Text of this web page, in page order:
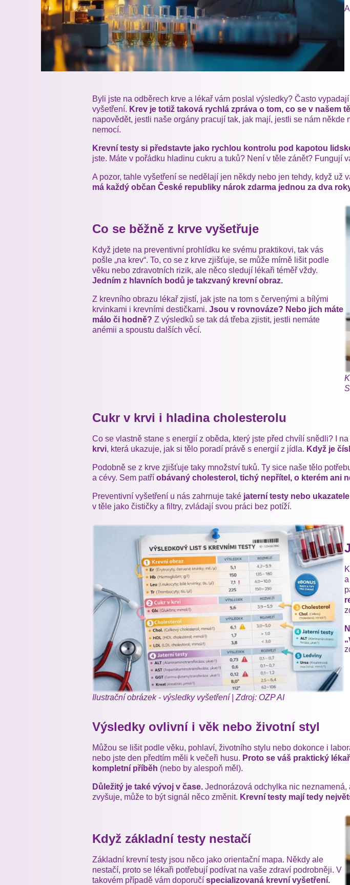
Byli jste na odběrech krve a lékař vám poslal výsledky? Často
vyšetření. Krev je totiž taková rychlá zpráva o tom, co se v našem
napovědět, jestli naše orgány pracují tak, jak mají, jestli se nám
nemocí.
Krevní testy si představte jako rychlou kontrolu pod kapotou
jste. Máte v pořádku hladinu cukru a tuků? Není v těle zánět? Fungují
A pozor, tahle vyšetření se nedělají jen někdy nebo jen tehdy, když už
má každý občan České republiky nárok zdarma jednou za dva
Co se běžně z krve vyšetřuje
Když jdete na preventivní prohlídku ke svému praktikovi, tak vás
pošle „na krev“. To, co se z krve zjišťuje, se může mírně lišit podle
věku nebo zdravotních rizik, ale něco sledují lékaři téměř vždy.
Jedním z hlavních bodů je takzvaný krevní obraz.
Z krevního obrazu lékař zjistí, jak jste na tom s červenými a bílými
krvinkami i krevními destičkami. Jsou v rovnováze? Nebo jich máte
málo či hodně? Z výsledků se tak dá třeba zjistit, jestli nemáte
anémii a spoustu dalších věcí.
Cukr v krvi i hladina cholesterolu
Co se vlastně stane s energií z oběda, který jste před chvílí snědli? I
krvi, která ukazuje, jak si tělo poradí právě s energií z jídla. Když je
Podobně se z krve zjišťuje taky množství tuků. Ty sice naše tělo
a cévy. Sem patří obávaný cholesterol, tichý nepřítel, o kterém ani
Preventivní vyšetření u nás zahrnuje také jaterní testy nebo
v těle jako čističky a filtry, zvládají svou práci bez potíží.
Ilustrační obrázek - výsledky vyšetření | Zdroj: OZP AI
Výsledky ovlivní i věk nebo životní styl
Můžou se lišit podle věku, pohlaví, životního stylu nebo dokonce i
nebo jste den předtím měli k večeři husu. Proto se váš praktický
kompletní příběh (nebo by alespoň měl).
Důležitý je také vývoj v čase. Jednorázová odchylka nic
zvyšuje, může to být signál něco změnit. Krevní testy mají tedy
Když základní testy nestačí
Základní krevní testy jsou něco jako orientační mapa. Někdy ale
nestačí, proto se lékaři potřebují podívat na vaše zdraví podrobněji. V
takovém případě vám doporučí specializovaná krevní vyšetření.